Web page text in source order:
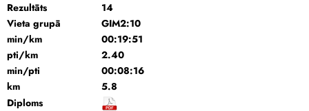
Rezultāts
14
Vieta grupā
GIM2:10
min/km
00:19:51
pti/km
2.40
min/pti
00:08:16
km
5.8
Diploms